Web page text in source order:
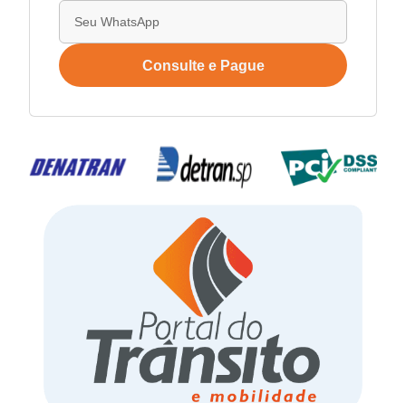
Consulte e Pague